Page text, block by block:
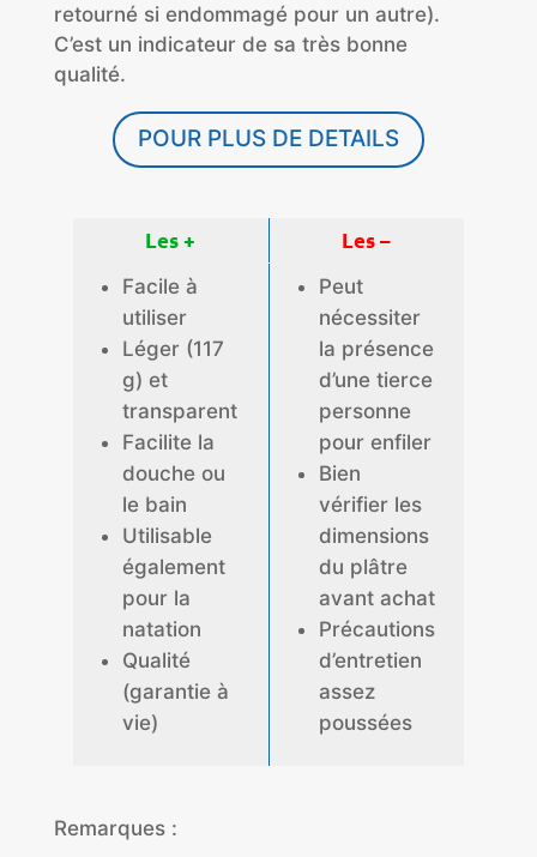
retourné si endommagé pour un autre).
C’est un indicateur de sa très bonne
qualité.
POUR PLUS DE DETAILS
Les + Les –
Facile à
utiliser
Léger (117
g) et
transparent
Facilite la
douche ou
le bain
Utilisable
également
pour la
natation
Qualité
(garantie à
vie)
Peut
nécessiter
la présence
d’une tierce
personne
pour enfiler
Bien
vérifier les
dimensions
du plâtre
avant achat
Précautions
d’entretien
assez
poussées
Remarques :